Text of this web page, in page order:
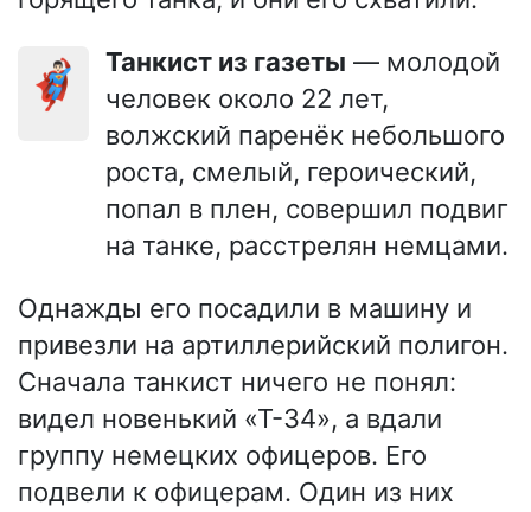
🦸🏻‍♂️ Танкист из газеты — молодой
человек около 22 лет,
волжский паренёк небольшого
роста, смелый, героический,
попал в плен, совершил подвиг
на танке, расстрелян немцами.
Однажды его посадили в машину и
привезли на артиллерийский полигон.
Сначала танкист ничего не понял:
видел новенький «Т-34», а вдали
группу немецких офицеров. Его
подвели к офицерам. Один из них